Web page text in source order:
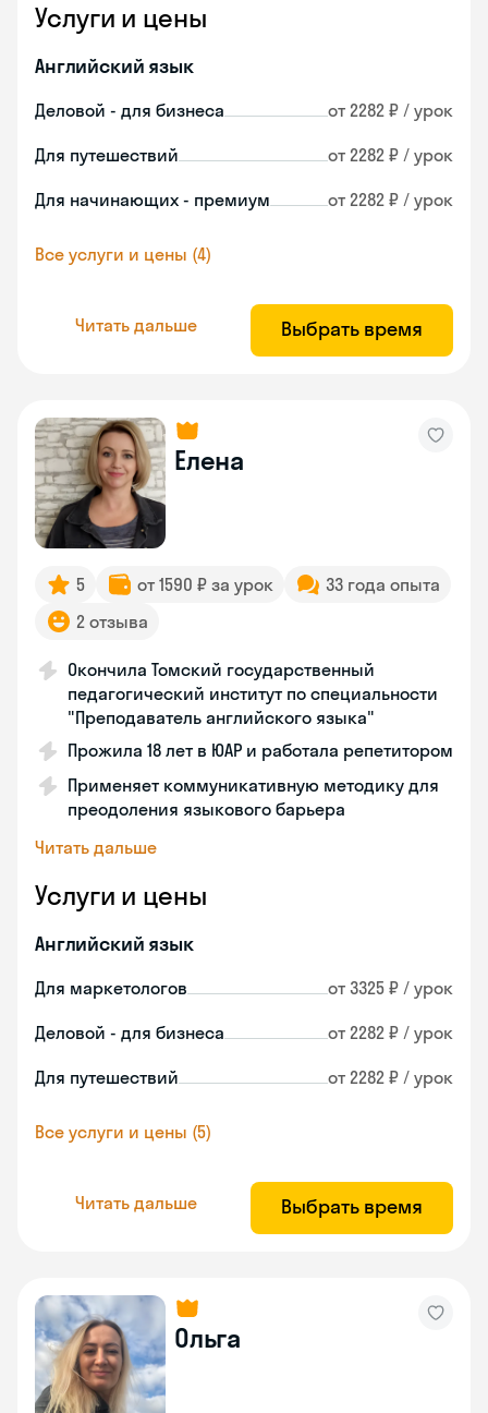
Услуги и цены
Английский язык
Деловой - для бизнеса от 2282 ₽ / урок
Для путешествий от 2282 ₽ / урок
Для начинающих - премиум от 2282 ₽ / урок
Все услуги и цены (4)
Читать дальше Выбрать время
Елена
5 от 1590 ₽ за урок
33 года опыта
2 отзыва
Окончила Томский государственный
педагогический институт по специальности
"Преподаватель английского языка"
Прожила 18 лет в ЮАР и работала репетитором
Применяет коммуникативную методику для
преодоления языкового барьера
Читать дальше
Услуги и цены
Английский язык
Для маркетологов от 3325 ₽ / урок
Деловой - для бизнеса от 2282 ₽ / урок
Для путешествий от 2282 ₽ / урок
Все услуги и цены (5)
Читать дальше Выбрать время
Ольга